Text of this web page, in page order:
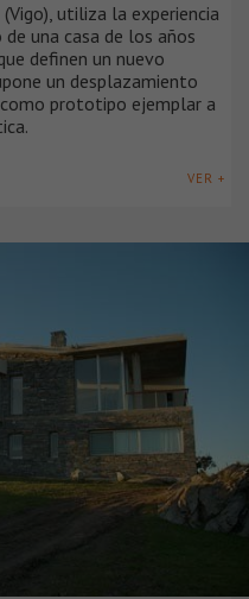
utiliza la experiencia
una casa de los años
definen un nuevo
un desplazamiento
prototipo ejemplar a
VER +